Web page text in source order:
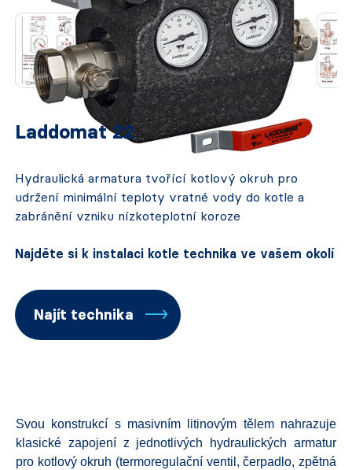
Laddomat 22
Hydraulická armatura tvořící kotlový okruh pro
udržení minimální teploty vratné vody do kotle a
zabránění vzniku nízkoteplotní koroze
Najděte si k instalaci kotle technika ve vašem okolí
Najít technika
Svou konstrukcí s masivním litinovým tělem nahrazuje
klasické zapojení z jednotlivých hydraulických armatur
pro kotlový okruh (termoregulační ventil, čerpadlo, zpětná